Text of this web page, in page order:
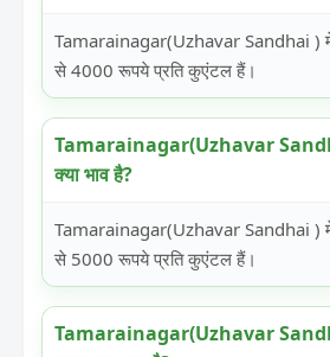
Tamarainagar(Uzhavar Sandhai )
से 4000 रूपये प्रति कुएंटल हैं।
Tamarainagar(Uzhavar
क्या भाव है?
Tamarainagar(Uzhavar Sandhai )
से 5000 रूपये प्रति कुएंटल हैं।
Tamarainagar(Uzhavar